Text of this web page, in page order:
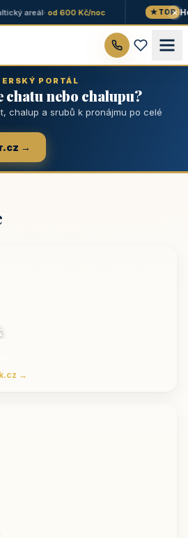
areál· od 600 Kč/noc ★ TOP ×
PORTÁL
chatu nebo chalupu?
chalup a srubů k pronájmu po celé
→
→